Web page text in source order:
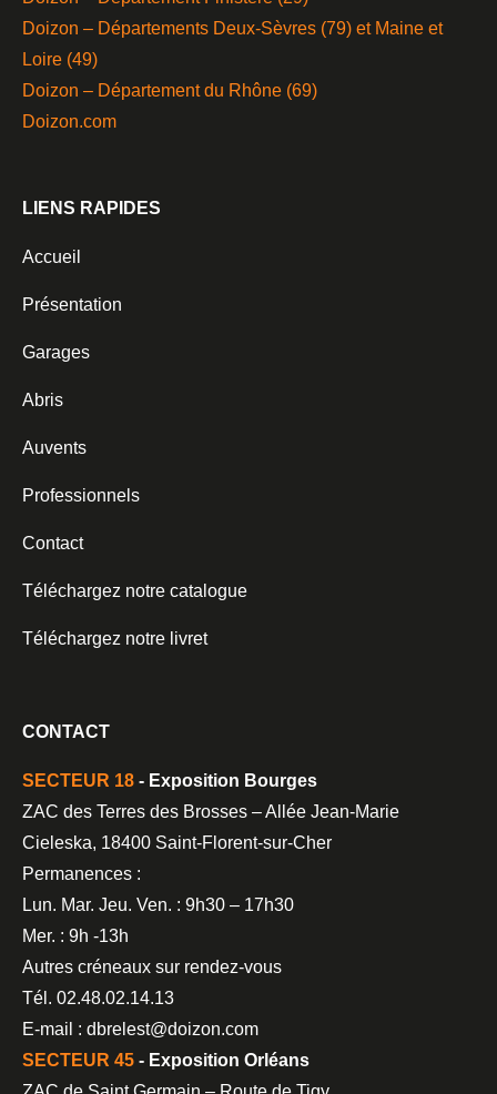
Doizon – Départements Deux-Sèvres (79) et Maine et
Loire (49)
Doizon – Département du Rhône (69)
Doizon.com
LIENS RAPIDES
Accueil
Présentation
Garages
Abris
Auvents
Professionnels
Contact
Téléchargez notre catalogue
Téléchargez notre livret
CONTACT
SECTEUR 18 - Exposition Bourges
ZAC des Terres des Brosses – Allée Jean-Marie
Cieleska, 18400 Saint-Florent-sur-Cher
Permanences :
Lun. Mar. Jeu. Ven. : 9h30 – 17h30
Mer. : 9h -13h
Autres créneaux sur rendez-vous
Tél. 02.48.02.14.13
E-mail : dbrelest@doizon.com
SECTEUR 45 - Exposition Orléans